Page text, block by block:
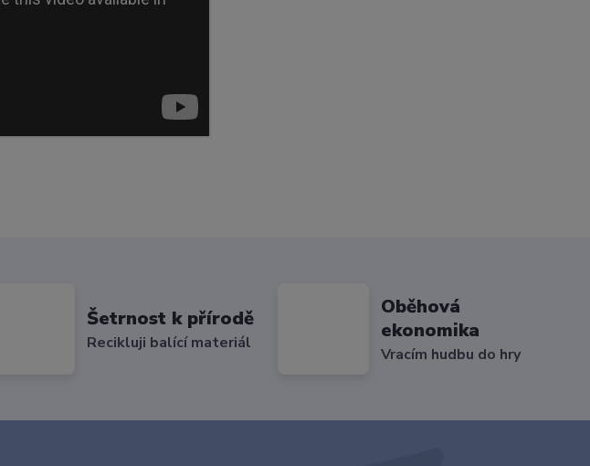
Šetrnost k přírodě
Recikluji balící materiál
Oběhová
ekonomika
Vracím hudbu do hry